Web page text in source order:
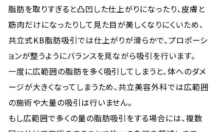
脂肪を取りすぎると凸凹した仕上がりになったり、皮膚と
筋肉だけになったりして見た目が美しくなりにくいため、
共立式KB脂肪吸引では仕上がりが滑らかで、プロポーシ
ョンが整うようにバランスを見ながら吸引を行います。
一度に広範囲の脂肪を多く吸引してしまうと、体へのダメ
ージが大きくなってしまうため、共立美容外科では広範囲
の施術や大量の吸引は行いません。
もし広範囲で多くの量の脂肪吸引をする場合には、複数